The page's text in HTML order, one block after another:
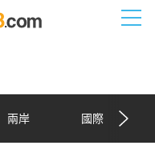
兩岸 國際